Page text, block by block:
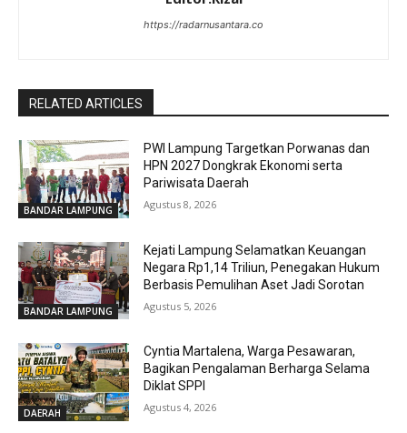
https://radarnusantara.co
RELATED ARTICLES
BANDAR LAMPUNG
PWI Lampung Targetkan Porwanas dan
HPN 2027 Dongkrak Ekonomi serta
Pariwisata Daerah
Agustus 8, 2026
BANDAR LAMPUNG
Kejati Lampung Selamatkan Keuangan
Negara Rp1,14 Triliun, Penegakan Hukum
Berbasis Pemulihan Aset Jadi Sorotan
Agustus 5, 2026
DAERAH
Cyntia Martalena, Warga Pesawaran,
Bagikan Pengalaman Berharga Selama
Diklat SPPI
Agustus 4, 2026